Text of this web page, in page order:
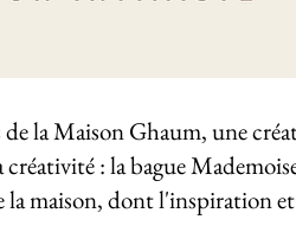
la Maison Ghaum, une
: la bague
maison, dont l'inspiration